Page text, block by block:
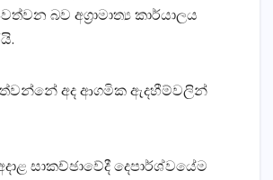
බව අග්‍රාමාත්‍ය කාර්යාලය
අද ආගමික ඇදහීම්වලින්
සාකච්ඡාවේදී දෙපාර්ශ්වයේම